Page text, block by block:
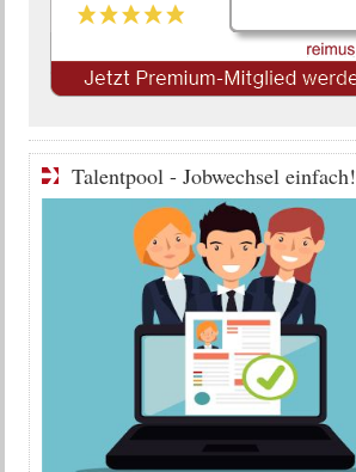
Talentpool - Jobwechsel einfach!